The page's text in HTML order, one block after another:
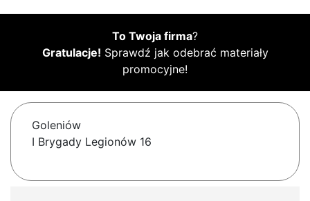
To Twoja firma?
Gratulacje! Sprawdź jak odebrać materiały
promocyjne!
Goleniów
I Brygady Legionów 16